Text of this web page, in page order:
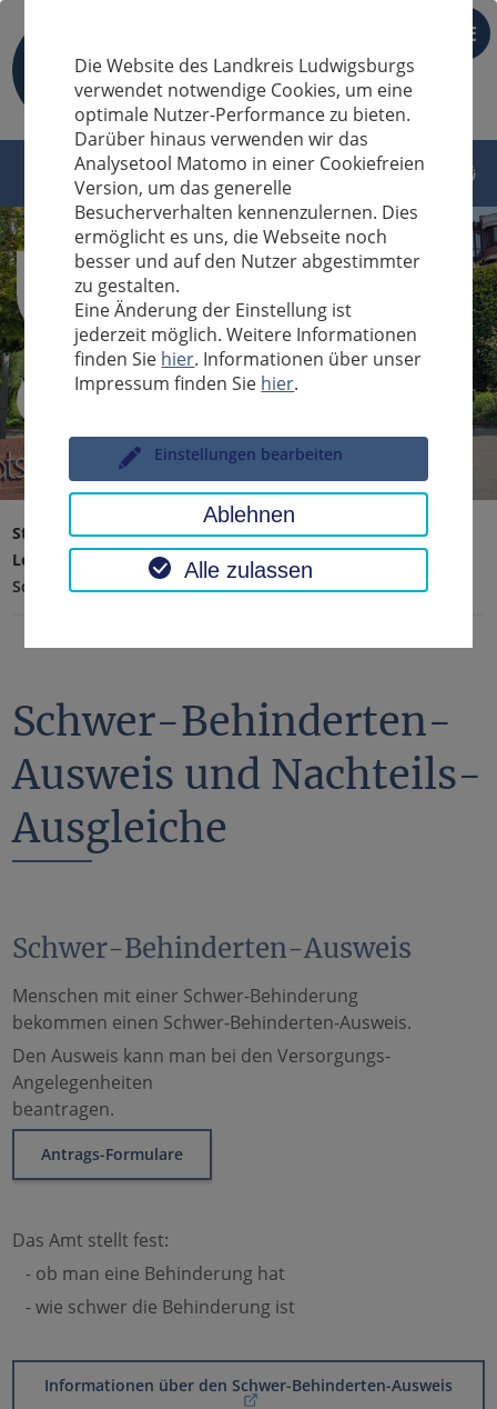
DE
Sucheingabe
Startseite
Landratsamt, Landkreis
Leichte Sprache
Schwer-Behinderten-Ausweis und Nachteils-Ausgleiche
Schwer-Behinderten-
Ausweis und Nachteils-
Ausgleiche
Schwer-Behinderten-Ausweis
Menschen mit einer Schwer-Behinderung
bekommen einen Schwer-Behinderten-Ausweis.
Den Ausweis kann man bei den Versorgungs-
Angelegenheiten
beantragen.
Antrags-Formulare
Das Amt stellt fest:
- ob man eine Behinderung hat
- wie schwer die Behinderung ist
Informationen über den Schwer-Behinderten-Ausweis
Die Website des Landkreis Ludwigsburgs
verwendet notwendige Cookies, um eine
optimale Nutzer-Performance zu bieten.
Darüber hinaus verwenden wir das
Analysetool Matomo in einer Cookiefreien
Version, um das generelle
Besucherverhalten kennenzulernen. Dies
ermöglicht es uns, die Webseite noch
besser und auf den Nutzer abgestimmter
zu gestalten.
Eine Änderung der Einstellung ist
jederzeit möglich. Weitere Informationen
finden Sie hier. Informationen über unser
Impressum finden Sie hier.
Einstellungen bearbeiten
Ablehnen
Alle zulassen